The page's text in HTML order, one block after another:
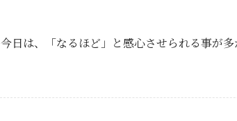
今日は、「なるほど」と感心させられる事が多